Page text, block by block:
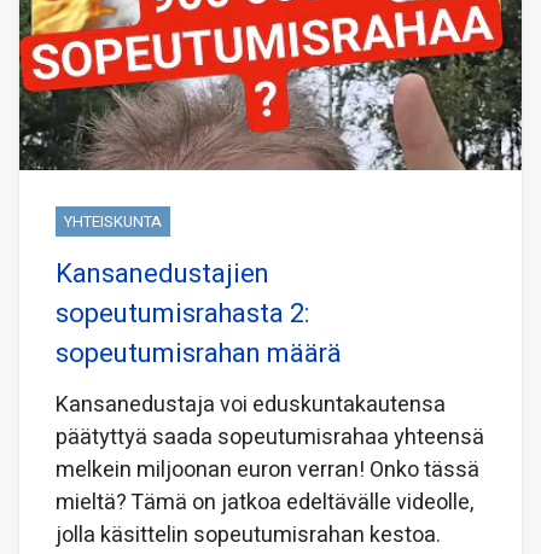
YHTEISKUNTA
Kansanedustajien
sopeutumisrahasta 2:
sopeutumisrahan määrä
Kansanedustaja voi eduskuntakautensa
päätyttyä saada sopeutumisrahaa yhteensä
melkein miljoonan euron verran! Onko tässä
mieltä? Tämä on jatkoa edeltävälle videolle,
jolla käsittelin sopeutumisrahan kestoa.